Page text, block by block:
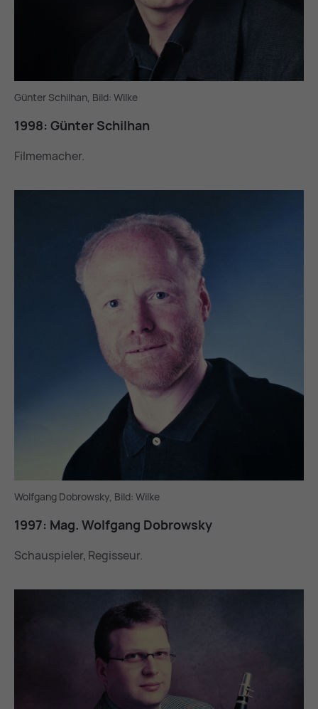
Günter Schilhan, Bild: Wilke
1998: Gün­ter Schil­han
Filmemacher.
Wolfgang Dobrowsky, Bild: Wilke
1997: Mag. Wolf­gang Do­brow­sky
Schauspieler, Regisseur.